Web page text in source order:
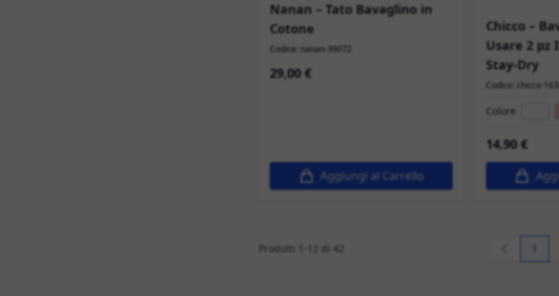
Nanan – Tato Bavaglino in
Cotone
Codice: nanan-39072
29,00 €
Aggiungi al Carrello
Chicco –
Usare 2 pz
Stay-Dry
Codice: chicco-
Colore
14,90 €
Prodotti 1 12 di 42 1